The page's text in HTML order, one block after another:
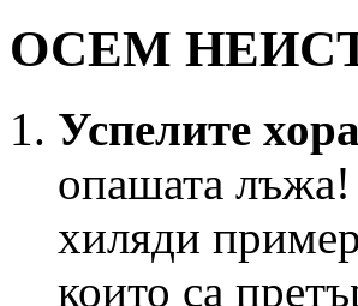
ОСЕМ
Успелите
опашата лъжа!
хиляди
които са